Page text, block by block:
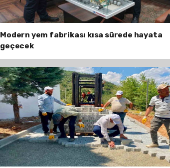
Modern yem fabrikası kısa sürede hayata
geçecek